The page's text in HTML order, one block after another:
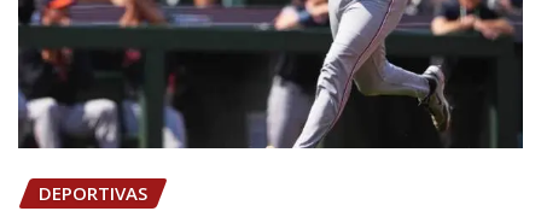
DEPORTIVAS